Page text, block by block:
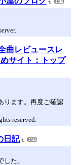
曲レビュースレ
サイト：トップ
ります。再度ご確認
reserved.
日記
た。